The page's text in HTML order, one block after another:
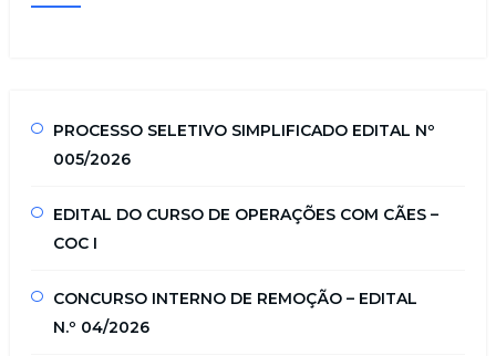
PROCESSO SELETIVO SIMPLIFICADO EDITAL Nº
005/2026
EDITAL DO CURSO DE OPERAÇÕES COM CÃES –
COC I
CONCURSO INTERNO DE REMOÇÃO – EDITAL
N.º 04/2026